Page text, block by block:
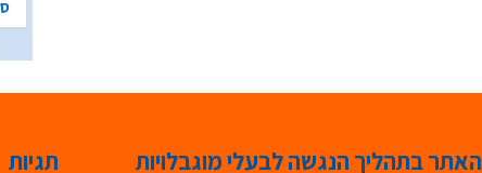
האתר בתהליך הנגשה לבעלי מוגבלויות תגיות